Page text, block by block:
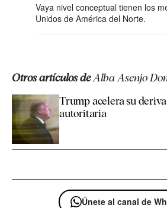
Vaya nivel conceptual tienen los
Unidos de América del Norte.
Otros artículos deAlba Asenjo
Trump acelera su deriva
autoritaria
Únete al canal de